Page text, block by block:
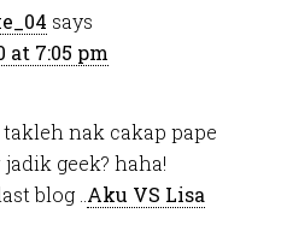
says
at 7:05 pm
nak cakap pape
geek? haha!
blog .. Aku VS Lisa